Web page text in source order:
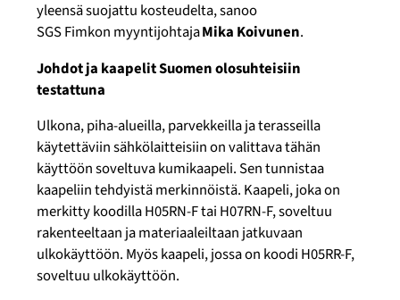
yleensä suojattu kosteudelta, sanoo
SGSFimkon myyntijohtajaMika Koivunen.
Johdot ja kaapelit Suomen olosuhteisiin
testattuna
Ulkona, piha-alueilla, parvekkeilla ja terasseilla
käytettäviin sähkölaitteisiin on valittava tähän
käyttöön soveltuva kumikaapeli. Sen tunnistaa
kaapeliin tehdyistä merkinnöistä. Kaapeli, joka on
merkitty koodilla H05RN-F tai H07RN-F, soveltuu
rakenteeltaan ja materiaaleiltaan jatkuvaan
ulkokäyttöön. Myös kaapeli, jossa on koodi H05RR-F,
soveltuu ulkokäyttöön.